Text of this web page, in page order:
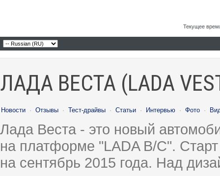
Текущее
ЛАДА ВЕСТА (LADA
Новости · Отзывы · Тест-драйвы · Статьи · Интервью · Фото ·
Лада Веста - это новый
на платформе "LADA B/C".
на сентябрь 2015 года. Над